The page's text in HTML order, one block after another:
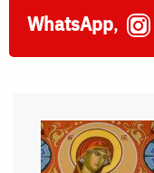
WhatsApp,